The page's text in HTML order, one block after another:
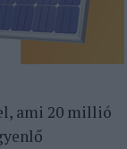
ami 20 millió